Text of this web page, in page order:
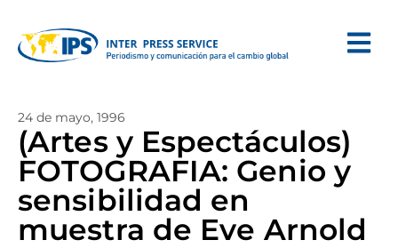
24 de mayo, 1996
(Artes y Espectáculos)
FOTOGRAFIA: Genio y
sensibilidad en
muestra de Eve Arnold